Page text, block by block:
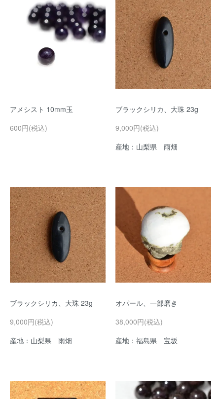
アメシスト 10mm玉
600円(税込)
ブラックシリカ、大珠 23g
9,000円(税込)
産地：山梨県 雨畑
ブラックシリカ、大珠 23g
9,000円(税込)
産地：山梨県 雨畑
オパール、一部磨き
38,000円(税込)
産地：福島県 宝坂